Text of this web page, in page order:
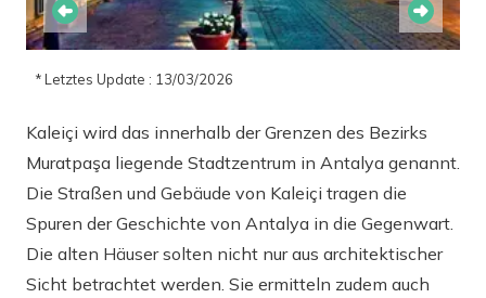
* Letztes Update : 13/03/2026
Kaleiçi wird das innerhalb der Grenzen des Bezirks
Muratpaşa liegende Stadtzentrum in Antalya genannt.
Die Straßen und Gebäude von Kaleiçi tragen die
Spuren der Geschichte von Antalya in die Gegenwart.
Die alten Häuser solten nicht nur aus architektischer
Sicht betrachtet werden. Sie ermitteln zudem auch